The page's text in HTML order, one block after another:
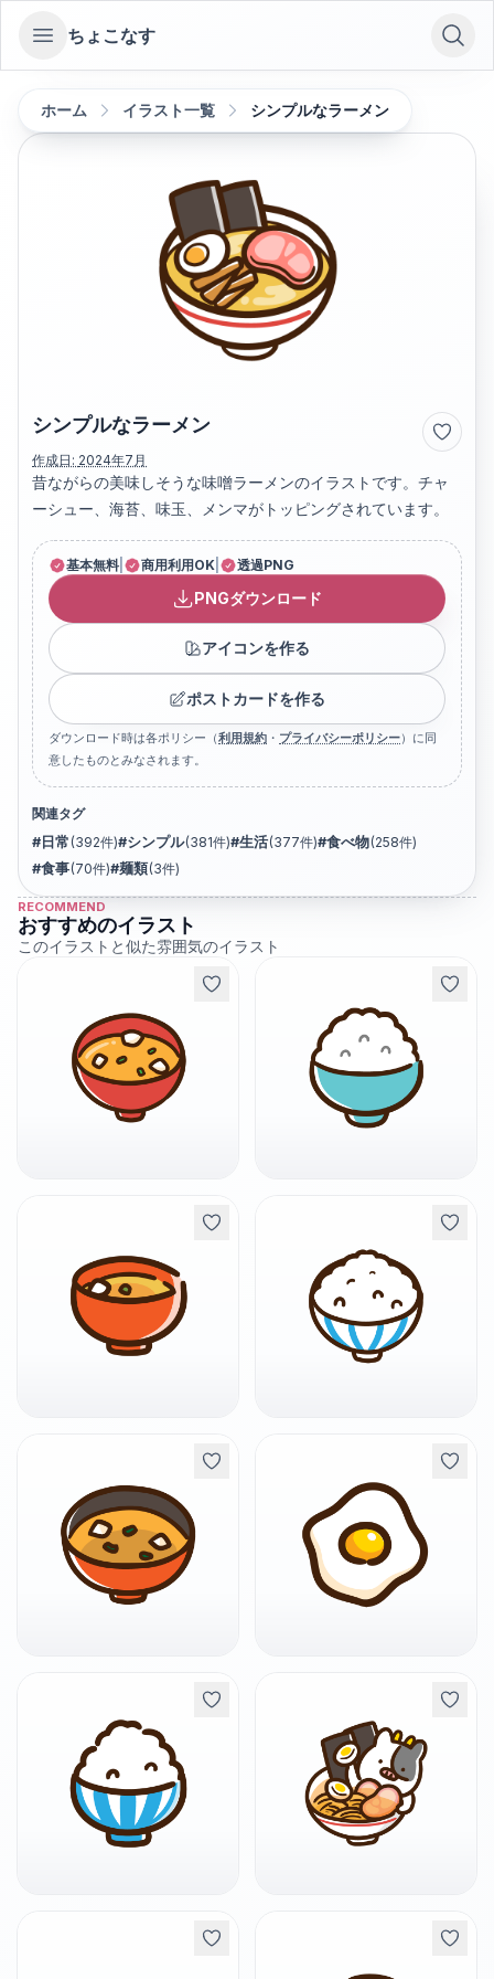
Open sidebar
ちょこなす
ホーム イラスト一覧 シンプルなラーメン
シンプルなラーメン
作成日: 2024年7月
昔ながらの美味しそうな味噌ラーメンのイラストです。チャ
ーシュー、海苔、味玉、メンマがトッピングされています。
基本無料 商用利用OK 透過PNG
PNGダウンロード
アイコンを作る
ポストカードを作る
ダウンロード時は各ポリシー（利用規約 ・ プライバシーポリシー）に同
意したものとみなされます。
関連タグ
# 日常 (392件)#シンプル(381件)#生活(377件)#食べ物(258件)
#食事(70件)#麺類(3件)
RECOMMEND
おすすめのイラスト
このイラストと似た雰囲気のイラスト